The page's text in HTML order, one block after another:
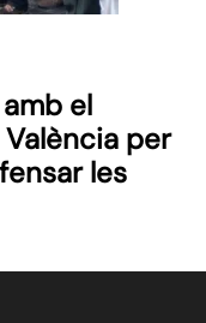
el
per
les